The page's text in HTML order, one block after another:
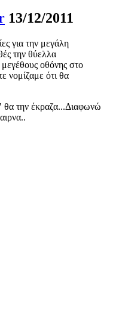
13/12/2011
για την μεγάλη
την θύελλα
οθόνης στο
νομίζαμε ότι θα
την έκραζα...Διαφωνώ